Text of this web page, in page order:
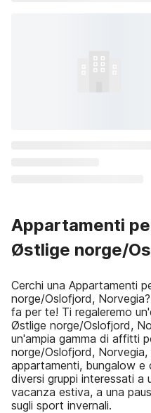
Appartamenti
Østlige norge/
Cerchi una Appartamenti
norge/Oslofjord,
fa per te! Ti regaleremo
Østlige norge/Oslofjord,
un'ampia gamma di affitti
norge/Oslofjord,
appartamenti, bungalow
diversi gruppi interessati a
vacanza estiva, a una
sugli sport invernali.